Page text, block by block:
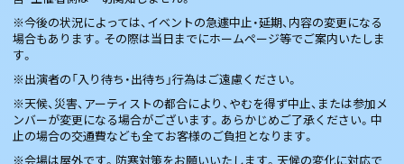
※今後の状況によっては、イベントの急遽中止・延期、内容の変更になる
場合もあります。その際は当日までにホームページ等でご案内いたしま
す。
※出演者の「入り待ち・出待ち」行為はご遠慮ください。
※天候、災害、アーティストの都合により、やむを得ず中止、または参加メ
ンバーが変更になる場合がございます。あらかじめご了承ください。中
止の場合の交通費なども全てお客様のご負担となります。
※会場は屋外です。防寒対策をお願いいたします。天候の変化に対応で